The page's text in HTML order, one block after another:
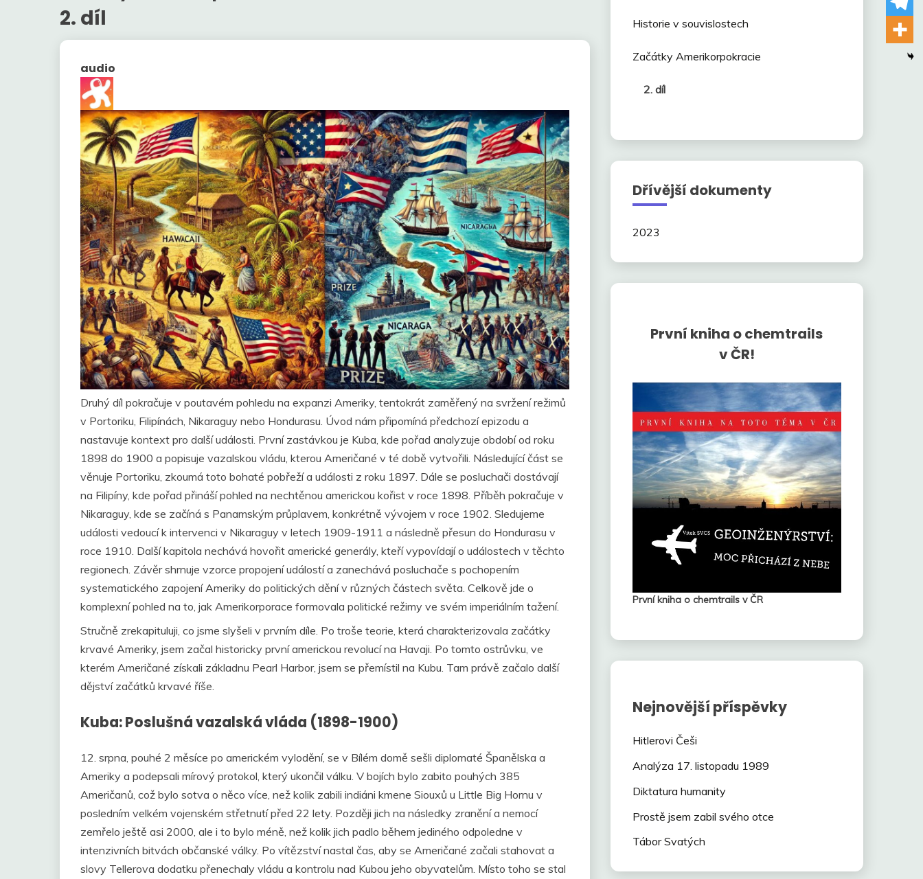
2. díl
audio
Druhý díl pokračuje v poutavém pohledu na expanzi Ameriky, tentokrát zaměřený na svržení režimů
v Portoriku, Filipínách, Nikaraguy nebo Hondurasu. Úvod nám připomíná předchozí epizodu a
nastavuje kontext pro další události. První zastávkou je Kuba, kde pořad analyzuje období od roku
1898 do 1900 a popisuje vazalskou vládu, kterou Američané v té době vytvořili. Následující část se
věnuje Portoriku, zkoumá toto bohaté pobřeží a události z roku 1897. Dále se posluchači dostávají
na Filipíny, kde pořad přináší pohled na nechtěnou americkou kořist v roce 1898. Příběh pokračuje v
Nikaraguy, kde se začíná s Panamským průplavem, konkrétně vývojem v roce 1902. Sledujeme
události vedoucí k intervenci v Nikaraguy v letech 1909-1911 a následně přesun do Hondurasu v
roce 1910. Další kapitola nechává hovořit americké generály, kteří vypovídají o událostech v těchto
regionech. Závěr shrnuje vzorce propojení událostí a zanechává posluchače s pochopením
systematického zapojení Ameriky do politických dění v různých částech světa. Celkově jde o
komplexní pohled na to, jak Amerikorporace formovala politické režimy ve svém imperiálním tažení.
Stručně zrekapituluji, co jsme slyšeli v prvním díle. Po troše teorie, která charakterizovala začátky
krvavé Ameriky, jsem začal historicky první americkou revolucí na Havaji. Po tomto ostrůvku, ve
kterém Američané získali základnu Pearl Harbor, jsem se přemístil na Kubu. Tam právě začalo další
dějství začátků krvavé říše.
Kuba: Poslušná vazalská vláda (1898-1900)
12. srpna, pouhé 2 měsíce po americkém vylodění, se v Bílém domě sešli diplomaté Španělska a
Ameriky a podepsali mírový protokol, který ukončil válku. V bojích bylo zabito pouhých 385
Američanů, což bylo sotva o něco více, než kolik zabili indiáni kmene Siouxů u Little Big Hornu v
posledním velkém vojenském střetnutí před 22 lety. Později jich na následky zranění a nemocí
zemřelo ještě asi 2000, ale i to bylo méně, než kolik jich padlo během jediného odpoledne v
intenzivních bitvách občanské války. Po vítězství nastal čas, aby se Američané začali stahovat a
slovy Tellerova dodatku přenechaly vládu a kontrolu nad Kubou jeho obyvatelům. Místo toho se stal
Historie v souvislostech
Začátky Amerikorpokracie
2. díl
Dřívější dokumenty
2023
První kniha o chemtrails
v ČR!
První kniha o chemtrails v ČR
Nejnovější příspěvky
Hitlerovi Češi
Analýza 17. listopadu 1989
Diktatura humanity
Prostě jsem zabil svého otce
Tábor Svatých